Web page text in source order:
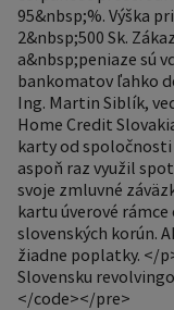
95&nbsp;%. Výška
2&nbsp;500 Sk.
a&nbsp;peniaze sú
bankomatov ľahko
Ing. Martin Siblík,
Home Credit
karty od
aspoň raz využil
svoje zmluvné
kartu úverové rámce
slovenských korún.
žiadne poplatky. </
Slovensku
</code></pre>